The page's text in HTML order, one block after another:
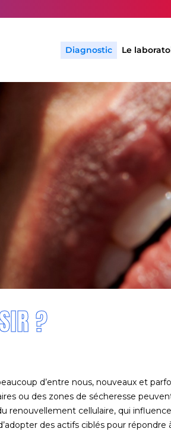
Diagnostic Le
?
d’entre nous, nouveaux et
ou des zones de sécheresse
renouvellement cellulaire, qui
des actifs ciblés pour répondre